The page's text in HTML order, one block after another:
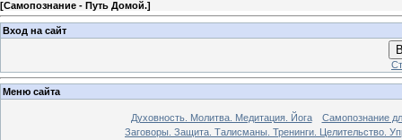
[Самопознание - Путь Домой.]
Вход на сайт
Меню сайта
Духовность. Молитва. Медитация. Йога
Самопознание
Заговоры. Защита. Талисманы. Тренинги. Целительство.